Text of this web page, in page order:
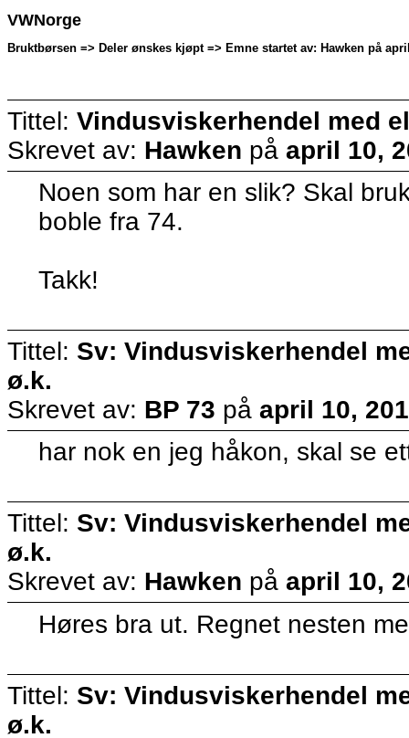
VWNorge
Bruktbørsen => Deler ønskes kjøpt => Emne startet av: Hawken på
Tittel: Vindusviskerhendel med
Skrevet av: Hawken på april 10,
Noen som har en slik? Skal
boble fra 74.
Takk!
Tittel: Sv: Vindusviskerhendel
ø.k.
Skrevet av: BP 73 på april 10,
har nok en jeg håkon, skal se
Tittel: Sv: Vindusviskerhendel
ø.k.
Skrevet av: Hawken på april 10,
Høres bra ut. Regnet nesten
Tittel: Sv: Vindusviskerhendel
ø.k.